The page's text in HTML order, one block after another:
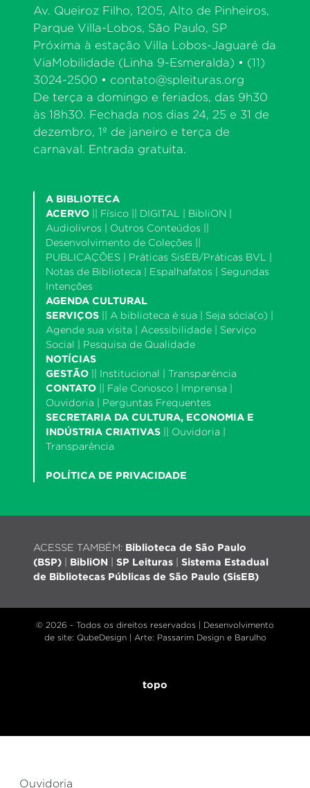
Av. Queiroz Filho, 1205, Alto de Pinheiros,
Parque Villa-Lobos, São Paulo, SP
Próxima à estação Villa Lobos-Jaguaré da
ViaMobilidade (Linha 9-Esmeralda) • (11)
3024-2500 • contato@spleituras.org
De terça a domingo e feriados, das 9h30
às 18h30. Fechada nos dias 24, 25 e 31 de
dezembro, 1º de janeiro e terça de
carnaval. Entrada gratuita.
A BIBLIOTECA
ACERVO
Físico || DIGITAL | BibliON
Audiolivros
Outros Conteúdos
Desenvolvimento de Coleções
PUBLICAÇÕES | Práticas SisEB/Práticas BVL
Notas de Biblioteca
Espalhafatos
Segundas
Intenções
AGENDA CULTURAL
SERVIÇOS
A biblioteca é sua Seja sócia(o)
Agende sua visita
Acessibilidade
Serviço
Social
Pesquisa de Qualidade
NOTÍCIAS
GESTÃO
Institucional
Transparência
CONTATO
Fale Conosco Imprensa
Ouvidoria
Perguntas Frequentes
SECRETARIA DA CULTURA, ECONOMIA E
INDÚSTRIA CRIATIVAS
Ouvidoria
Transparência
POLÍTICA DE PRIVACIDADE
ACESSE TAMBÉM: Biblioteca de São Paulo
(BSP)
BibliON SP Leituras
Sistema Estadual
de Bibliotecas Públicas de São Paulo (SisEB)
© 2026 - Todos os direitos reservados | Desenvolvimento
de site: QubeDesign | Arte: Passarim Design e Barulho
topo
Ouvidoria